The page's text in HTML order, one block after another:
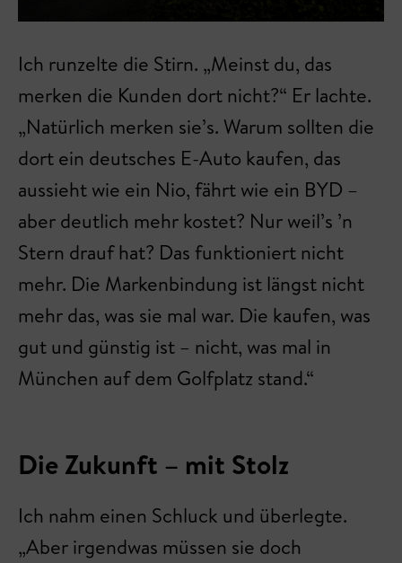
Ich runzelte die Stirn. „Meinst du, das
merken die Kunden dort nicht?“ Er lachte.
„Natürlich merken sie’s. Warum sollten die
dort ein deutsches E-Auto kaufen, das
aussieht wie ein Nio, fährt wie ein BYD –
aber deutlich mehr kostet? Nur weil’s ’n
Stern drauf hat? Das funktioniert nicht
mehr. Die Markenbindung ist längst nicht
mehr das, was sie mal war. Die kaufen, was
gut und günstig ist – nicht, was mal in
München auf dem Golfplatz stand.“
Die Zukunft – mit Stolz
Ich nahm einen Schluck und überlegte.
„Aber irgendwas müssen sie doch